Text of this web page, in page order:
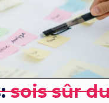
sois sûr